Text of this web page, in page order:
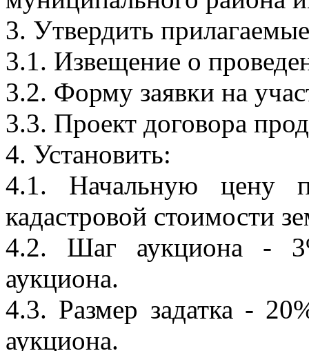
3. Утвердить
3.1. Извещение о
3.2. Форму заявки на
3.3. Проект договора
4. Установить:
4.1. Начальную цену
кадастровой стоимости
4.2. Шаг аукциона -
аукциона.
4.3. Размер задатка -
аукциона.